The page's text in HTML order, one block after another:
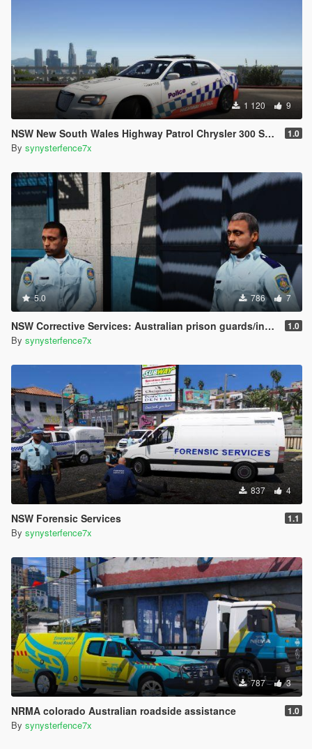
1 120 9
NSW New South Wales Highway Patrol Chrysler 300 SRT8 skin&nbsp; 1.0
By synysterfence7x
5.0 786 7
NSW Corrective Services: Australian prison guards/inmates 1.0
By synysterfence7x
837 4
NSW Forensic Services 1.1
By synysterfence7x
787 3
NRMA colorado Australian roadside assistance 1.0
By synysterfence7x